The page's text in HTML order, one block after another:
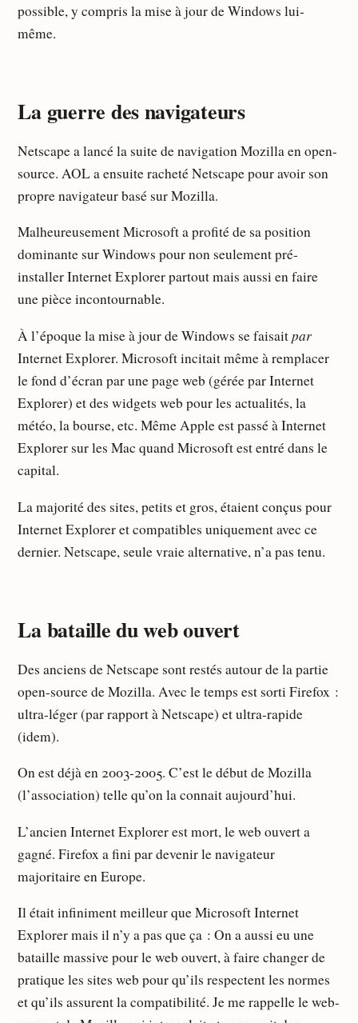
possible, y compris la mise à jour de Windows lui-
même.
La guerre des navigateurs
Netscape a lancé la suite de navigation Mozilla en open-
source. AOL a ensuite racheté Netscape pour avoir son
propre navigateur basé sur Mozilla.
Malheureusement Microsoft a profité de sa position
dominante sur Windows pour non seulement pré-
installer Internet Explorer partout mais aussi en faire
une pièce incontournable.
À l’époque la mise à jour de Windows se faisaitpar
Internet Explorer. Microsoft incitait même à remplacer
le fond d’écran par une page web (gérée par Internet
Explorer) et des widgets web pour les actualités, la
météo, la bourse, etc. Même Apple est passé à Internet
Explorer sur les Mac quand Microsoft est entré dans le
capital.
La majorité des sites, petits et gros, étaient conçus pour
Internet Explorer et compatibles uniquement avec ce
dernier. Netscape, seule vraie alternative, n’a pas tenu.
La bataille du web ouvert
Des anciens de Netscape sont restés autour de la partie
open-source de Mozilla. Avec le temps est sorti Firefox :
ultra-léger (par rapport à Netscape) et ultra-rapide
(idem).
On est déjà en 2003-2005. C’est le début de Mozilla
(l’association) telle qu’on la connait aujourd’hui.
L’ancien Internet Explorer est mort, le web ouvert a
gagné. Firefox a fini par devenir le navigateur
majoritaire en Europe.
Il était infiniment meilleur que Microsoft Internet
Explorer mais il n’y a pas que ça : On a aussi eu une
bataille massive pour le web ouvert, à faire changer de
pratique les sites web pour qu’ils respectent les normes
et qu’ils assurent la compatibilité. Je me rappelle le web-